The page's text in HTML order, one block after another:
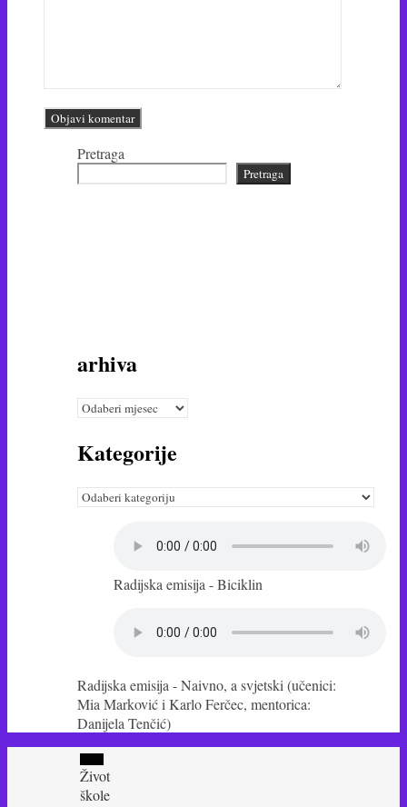
Pretraga
Pretraga
arhiva
arhiva
Kategorije
Kategorije
Radijska emisija - Biciklin
Radijska emisija - Naivno, a svjetski (učenici:
Mia Marković i Karlo Ferčec, mentorica:
Danijela Tenčić)
Život
škole